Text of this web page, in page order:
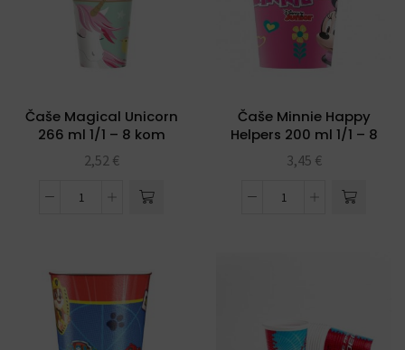
Čaše Magical Unicorn
266 ml 1/1 – 8 kom
2,52 €
Čaše Minnie Happy
Helpers 200 ml 1/1 – 8
kom
3,45 €